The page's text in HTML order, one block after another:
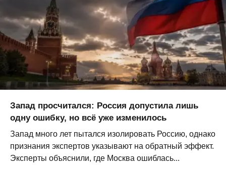
Запад просчитался: Россия допустила лишь
одну ошибку, но всё уже изменилось
Запад много лет пытался изолировать Россию, однако
признания экспертов указывают на обратный эффект.
Эксперты объяснили, где Москва ошиблась...